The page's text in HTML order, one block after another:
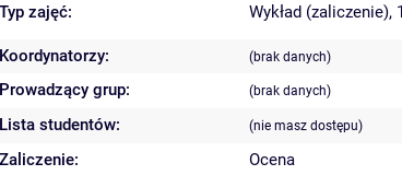
Typ zajęć: Wykład
Koordynatorzy: (brak danych)
Prowadzący grup: (brak danych)
Lista studentów: (nie masz dostępu)
Zaliczenie: Ocena